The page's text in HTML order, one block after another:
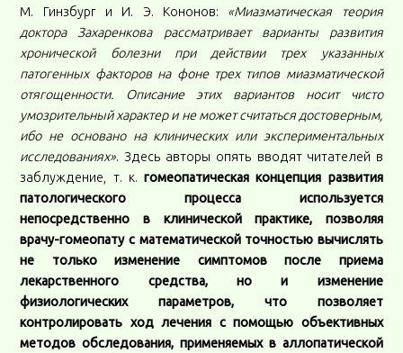
М. Гинзбург и И. Э. Кононов: «Миазматическая теория
доктора Захаренкова рассматривает варианты развития
хронической болезни при действии трех указанных
патогенных факторов на фоне трех типов миазматической
отягощенности. Описание этих вариантов носит чисто
умозрительный характер и не может считаться достоверным,
ибо не основано на клинических или экспериментальных
исследованиях». Здесь авторы опять вводят читателей в
заблуждение, т. к.гомеопатическая концепция развития
патологического процесса используется
непосредственно в клинической практике, позволяя
врачу-гомеопату с математической точностью вычислять
не только изменение симптомов после приема
лекарственного средства, но и изменение
физиологических параметров, что позволяет
контролировать ход лечения с помощью объективных
методов обследования, применяемых в аллопатической